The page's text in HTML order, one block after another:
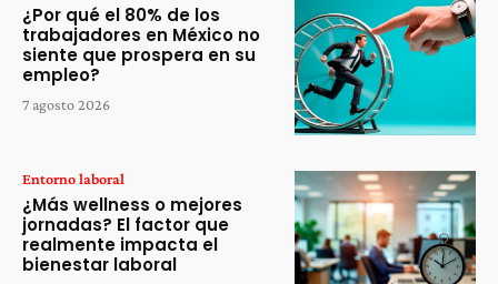
¿Por qué el 80% de los
trabajadores en México no
siente que prospera en su
empleo?
7 agosto 2026
Entorno laboral
¿Más wellness o mejores
jornadas? El factor que
realmente impacta el
bienestar laboral